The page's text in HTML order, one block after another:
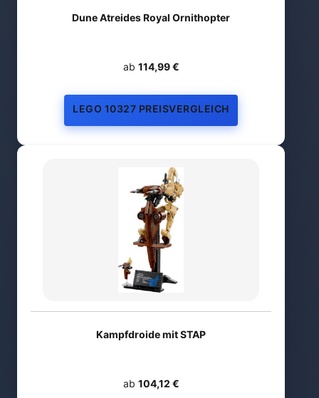
Dune Atreides Royal Ornithopter
ab 114,99 €
LEGO 10327 PREISVERGLEICH
Kampfdroide mit STAP
ab 104,12 €